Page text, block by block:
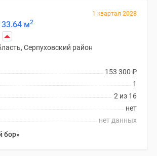
1 квартал 2028
м2
Серпуховский район
153 300 ₽
1
2 из 16
нет
нет данных
бор»